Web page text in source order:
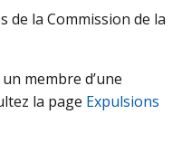
de la Commission de la
membre d’une
la page Expulsions